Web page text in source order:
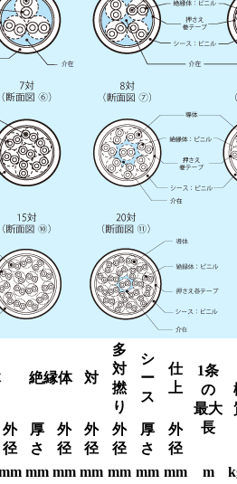
絶縁体 対
多
対
撚
り
シ
ー
ス
仕
上
1条
の
最大
長
外
径
厚
さ
外
径
外
径
外
径
厚
さ
外
径
mm mm mm mm mm mm m